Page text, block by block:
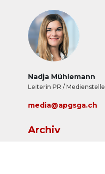
Nadja Mühlemann
Leiterin PR / Medienstelle
media@apgsga.ch
Archiv